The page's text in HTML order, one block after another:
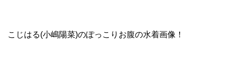
こじはる(小嶋陽菜)のぽっこりお腹の水着画像！